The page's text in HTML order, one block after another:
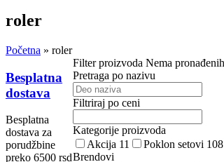
roler
Početna » roler
Filter proizvoda Nema
Pretraga po nazivu
Filtriraj po ceni
Kategorije proizvoda
Akcija 11 Poklon setovi 108
Brendovi
Besplatna
dostava
Besplatna
dostava za
porudžbine
preko 6500 rsd